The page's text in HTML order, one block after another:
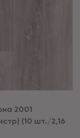
2001
(10 шт./2,16